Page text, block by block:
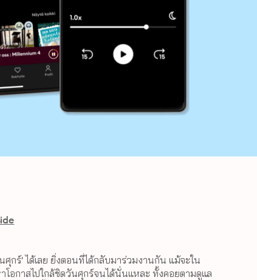
ศุกร์' ได้เลย ยิ่งตอนที่ได้กลับมาร่วมงานกัน แม้จะใน
โอกาสไปใกล้ชิดวันศุกร์จนได้นั่นแหละ ทั้งคอยตามดูแล